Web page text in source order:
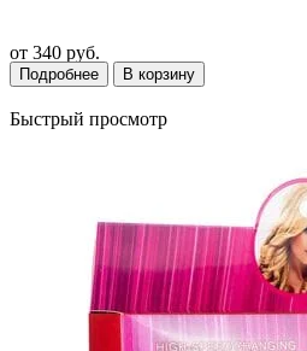
от 340 руб.
Подробнее В корзину
Быстрый просмотр